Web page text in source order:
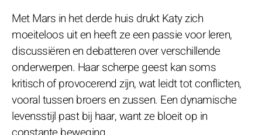
Met Mars in het derde huis drukt Katy zich
moeiteloos uit en heeft ze een passie voor leren,
discussiëren en debatteren over verschillende
onderwerpen. Haar scherpe geest kan soms
kritisch of provocerend zijn, wat leidt tot conflicten,
vooral tussen broers en zussen. Een dynamische
levensstijl past bij haar, want ze bloeit op in